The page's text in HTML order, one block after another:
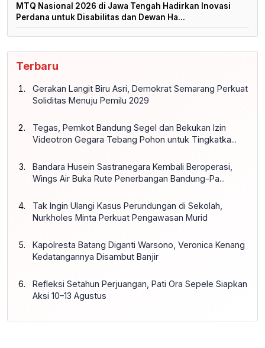
MTQ Nasional 2026 di Jawa Tengah Hadirkan Inovasi
Perdana untuk Disabilitas dan Dewan Ha...
Terbaru
Gerakan Langit Biru Asri, Demokrat Semarang Perkuat
Soliditas Menuju Pemilu 2029
Tegas, Pemkot Bandung Segel dan Bekukan Izin
Videotron Gegara Tebang Pohon untuk Tingkatka...
Bandara Husein Sastranegara Kembali Beroperasi,
Wings Air Buka Rute Penerbangan Bandung-Pa...
Tak Ingin Ulangi Kasus Perundungan di Sekolah,
Nurkholes Minta Perkuat Pengawasan Murid
Kapolresta Batang Diganti Warsono, Veronica Kenang
Kedatangannya Disambut Banjir
Refleksi Setahun Perjuangan, Pati Ora Sepele Siapkan
Aksi 10–13 Agustus